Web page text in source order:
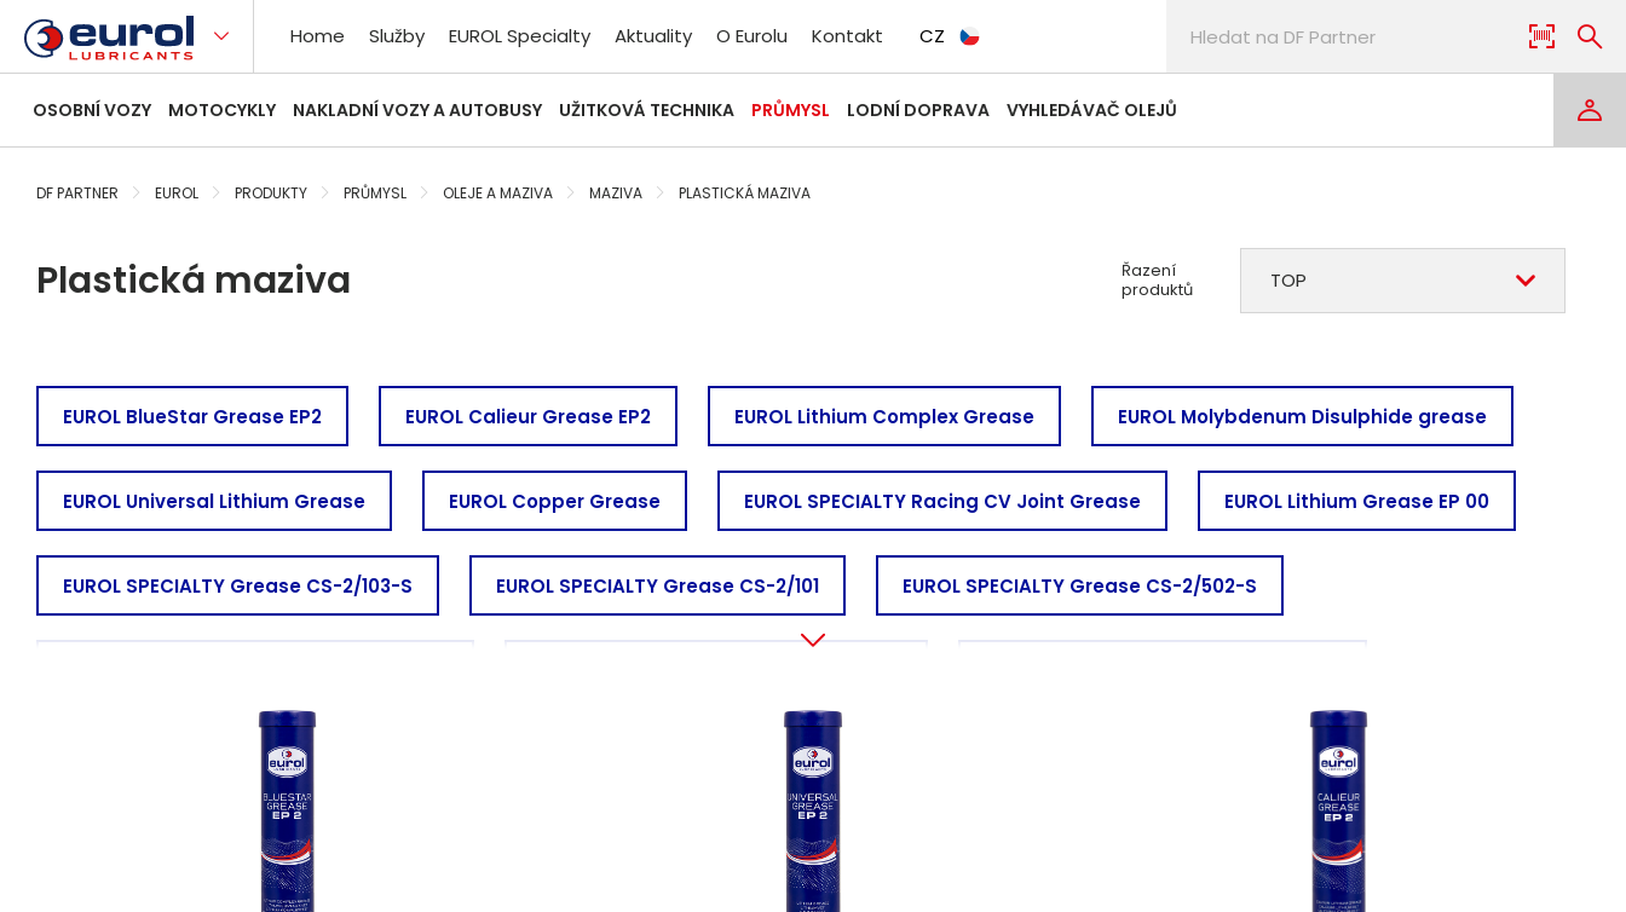
Home Služby EUROL Specialty Aktuality O Eurolu Kontakt CZ
OSOBNÍ VOZY MOTOCYKLY NAKLADNÍ VOZY A AUTOBUSY UŽITKOVÁ TECHNIKA PRŮMYSL LODNÍ DOPRAVA VYHLEDÁVAČ OLEJŮ
DF PARTNER EUROL PRODUKTY PRŮMYSL OLEJE A MAZIVA MAZIVA PLASTICKÁ MAZIVA
Plastická maziva
Řazení
produktů
TOP
EUROL BlueStar Grease EP2 EUROL Calieur Grease EP2 EUROL Lithium Complex Grease EUROL Molybdenum Disulphide grease
EUROL Universal Lithium Grease EUROL Copper Grease EUROL SPECIALTY Racing CV Joint Grease EUROL Lithium Grease EP 00
EUROL SPECIALTY Grease CS-2/103-S EUROL SPECIALTY Grease CS-2/101 EUROL SPECIALTY Grease CS-2/502-S
EUROL SPECIALTY Grease PU-2/502